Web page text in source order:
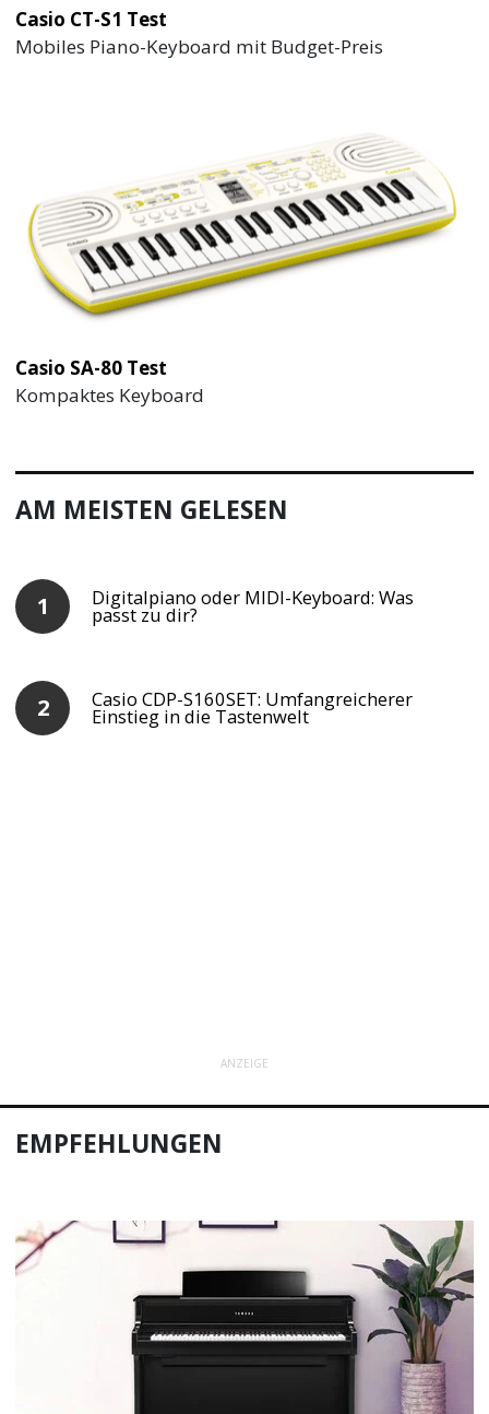
Casio CT-S1 Test
Mobiles Piano-Keyboard mit Budget-Preis
Casio SA-80 Test
Kompaktes Keyboard
AM MEISTEN GELESEN
Digitalpiano oder MIDI-Keyboard: Was
passt zu dir?
Casio CDP-S160SET: Umfangreicherer
Einstieg in die Tastenwelt
ANZEIGE
EMPFEHLUNGEN